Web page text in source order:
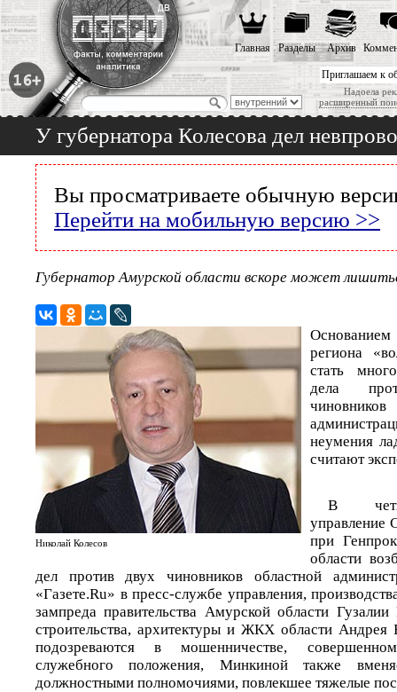
Приглашаем к
Надоела
расширенный
Главная Разделы Архив
У губернатора Колесова дел
Вы просматриваете обычную
Перейти на мобильную версию >>
Губернатор Амурской области вскоре может
Николай Колесов
Основанием
региона
стать
дела
неумения
считают
В
управление
при
области
дел против двух чиновников областной
«Газете.Ru» в пресс-службе управления,
зампреда правительства Амурской области
строительства, архитектуры и ЖКХ области Андрея
подозреваются в мошенничестве,
служебного положения, Минкиной также
должностными полномочиями, повлекшее тяжелые